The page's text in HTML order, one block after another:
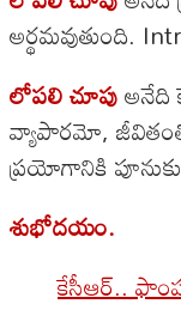
అర్థమవుతుంది.
లోపలి చూపుఅనేది
వ్యాపారమో,
ప్రయోగానికి
శుభోదయం.
కేసీఆర్..